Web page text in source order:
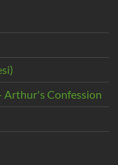
Arthur's Confession